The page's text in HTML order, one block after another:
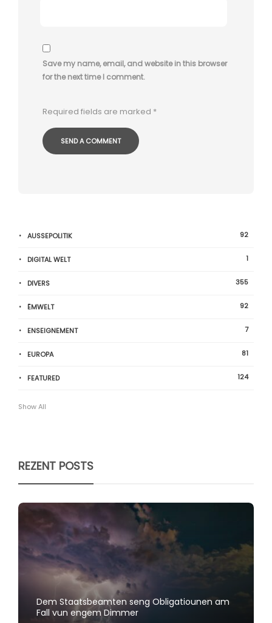
Save my name, email, and website in this browser
for the next time I comment.
Required fields are marked *
AUSSEPOLITIK 92
DIGITAL WELT 1
DIVERS 355
ËMWELT 92
ENSEIGNEMENT 7
EUROPA 81
FEATURED 124
Show All
REZENT POSTS
Dem Staatsbeamten seng Obligatiounen am
Fall vun engem Dimmer